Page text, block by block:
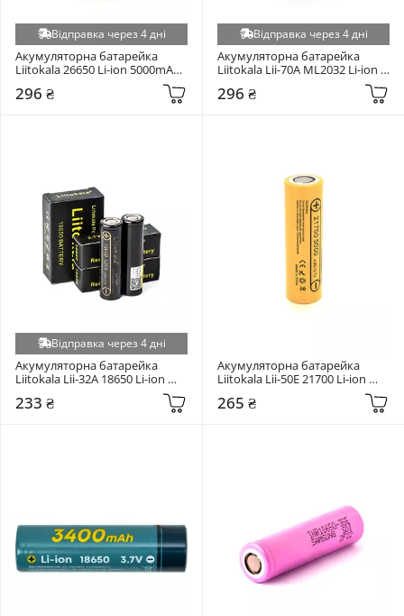
Відправка через 4 дні
Акумуляторна батарейка
Liitokala 26650 Li-ion 5000mAh
296 ₴
Відправка через 4 дні
Акумуляторна батарейка
Liitokala Lii-70A ML2032 Li-ion
296 ₴
Відправка через 4 дні
Акумуляторна батарейка
Liitokala Lii-32A 18650 Li-ion
233 ₴
Акумуляторна батарейка
Liitokala Lii-50E 21700 Li-ion
265 ₴